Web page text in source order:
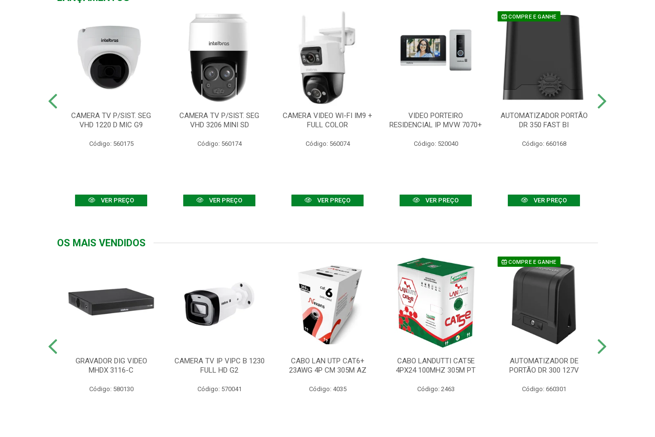
CAMERA TV P/SIST. SEG
VHD 1220 D MIC G9
Código: 560175
VER PREÇO
CAMERA TV P/SIST. SEG
VHD 3206 MINI SD
Código: 560174
VER PREÇO
CAMERA VIDEO WI-FI IM9 +
FULL COLOR
Código: 560074
VER PREÇO
VIDEO PORTEIRO
RESIDENCIAL IP MVW 7070+
Código: 520040
VER PREÇO
COMPRE E GANHE
AUTOMATIZADOR PORTÃO
DR 350 FAST BI
Código: 660168
VER PREÇO
OS MAIS VENDIDOS
GRAVADOR DIG VIDEO
MHDX 3116-C
Código: 580130
CAMERA TV IP VIPC B 1230
FULL HD G2
Código: 570041
CABO LAN UTP CAT6+
23AWG 4P CM 305M AZ
Código: 4035
CABO LANDUTTI CAT5E
4PX24 100MHZ 305M PT
Código: 2463
COMPRE E GANHE
AUTOMATIZADOR DE
PORTÃO DR 300 127V
Código: 660301